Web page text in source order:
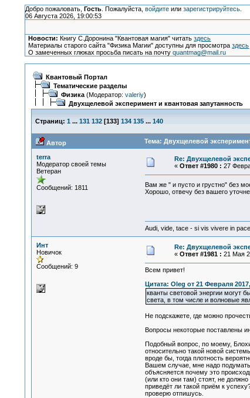
Добро пожаловать, Гость. Пожалуйста, войдитеили зарегистрируйтесь.
06 Августа 2026, 19:00:53
Новости: Книгу С.Доронина "Квантовая магия" читатьздесь
Материалы старого сайта "Физика Магии" доступны для просмотраздесь
О замеченных глюках просьба писать на почтуquantmag@mail.ru
Квантовый Портал
Тематические разделы
Физика(Модератор: valeriy)
Двухщелевой эксперимент и квантовая запутанность
Страниц: 1 ... 131 132[133] 134 135 ... 140
Автор Тема: Двухщелевой
terra
Модератор своей темы
Ветеран
Сообщений: 1811
Re: Двухщелевой
« Ответ #1980 : 27
Вам же " и пусто и грустно" без
Хорошо, отвечу без вашего
Audi, vide, tace - si vis vivere in pace.
Инт
Новичок
Сообщений: 9
Re: Двухщелевой
« Ответ #1981 : 21 Мая
Всем привет!
Цитата: Oleg от 21 Февраля
кванты световой энергии могут
света, в том числе и волновые
Не подскажете, где можно
Вопросы некоторые поставлены
Подобный вопрос, по моему,
относительно такой новой
вроде бы, тогда плотность
Вашем случае, мне надо
объясняется почему это
(или кто они там) стоят, не
приведёт ли такой приём к
проверю отпишусь.